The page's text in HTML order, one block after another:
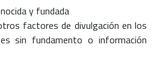
y fundada
factores de divulgación en los
sin fundamento o información